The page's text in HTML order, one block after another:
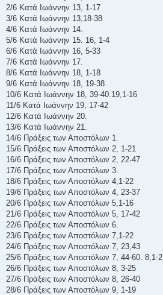
2/6 Κατά Ιωάννην 13, 1-17
3/6 Κατά Ιωάννην 13,18-38
4/6 Κατά Ιωάννην 14.
5/6 Κατά Ιωάννην 15. 16, 1-4
6/6 Κατά Ιωάννην 16, 5-33
7/6 Κατά Ιωάννην 17.
8/6 Κατά Ιωάννην 18, 1-18
9/6 Κατά Ιωάννην 18, 19-38
10/6 Κατά Ιωάννην 18, 39-40.19,1-16
11/6 Κατά Ιωάννην 19, 17-42
12/6 Κατά Ιωάννην 20.
13/6 Κατά Ιωάννην 21.
14/6 Πράξεις των Αποστόλων 1.
15/6 Πράξεις των Αποστόλων 2, 1-21
16/6 Πράξεις των Αποστόλων 2, 22-47
17/6 Πράξεις των Αποστόλων 3.
18/6 Πράξεις των Αποστόλων 4,1-22
19/6 Πράξεις των Αποστόλων 4, 23-37
20/6 Πράξεις των Αποστόλων 5,1-16
21/6 Πράξεις των Αποστόλων 5, 17-42
22/6 Πράξεις των Αποστόλων 6.
23/6 Πράξεις των Αποστόλων 7,1-22
24/6 Πράξεις των Αποστόλων 7, 23,43
25/6 Πράξεις των Αποστόλων 7, 44-60. 8,1-2
26/6 Πράξεις των Αποστόλων 8, 3-25
27/6 Πράξεις των Αποστόλων 8, 26-40
28/6 Πράξεις των Αποστόλων 9, 1-19